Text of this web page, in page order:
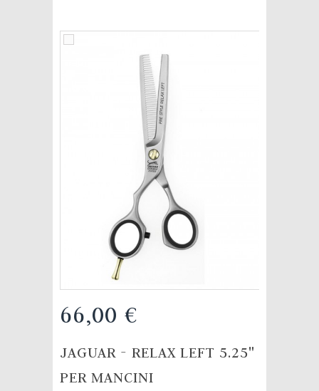
66,00 €
JAGUAR - RELAX LEFT 5.25"
PER MANCINI